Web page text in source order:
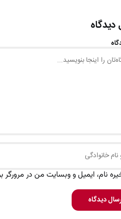
دیدگاه
نام، ایمیل و وبسایت من در مرورگر
دیدگاه